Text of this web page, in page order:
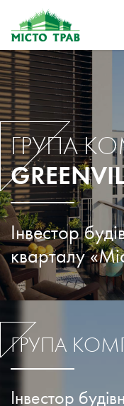
ГРУПА
Інвестор
кварталу
ГРУПА
Інвестор